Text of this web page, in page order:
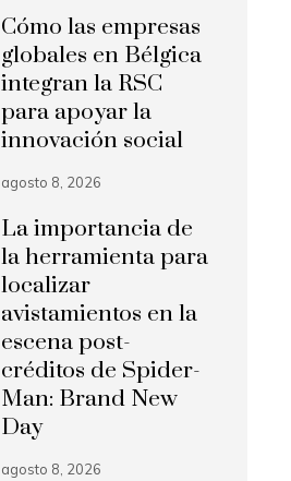
Cómo las empresas
globales en Bélgica
integran la RSC
para apoyar la
innovación social
agosto 8, 2026
La importancia de
la herramienta para
localizar
avistamientos en la
escena post-
créditos de Spider-
Man: Brand New
Day
agosto 8, 2026